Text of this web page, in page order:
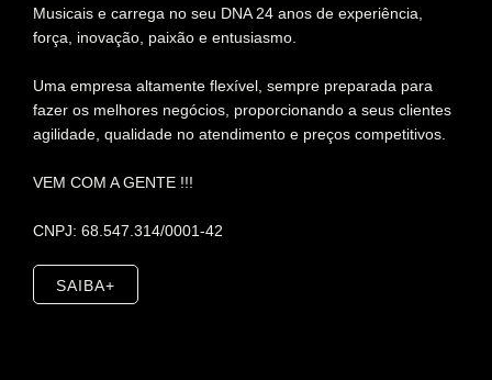
Musicais e carrega no seu DNA 24 anos de experiência,
força, inovação, paixão e entusiasmo.
Uma empresa altamente flexível, sempre preparada para
fazer os melhores negócios, proporcionando a seus clientes
agilidade, qualidade no atendimento e preços competitivos.
VEM COM A GENTE !!!
CNPJ: 68.547.314/0001-42
SAIBA+